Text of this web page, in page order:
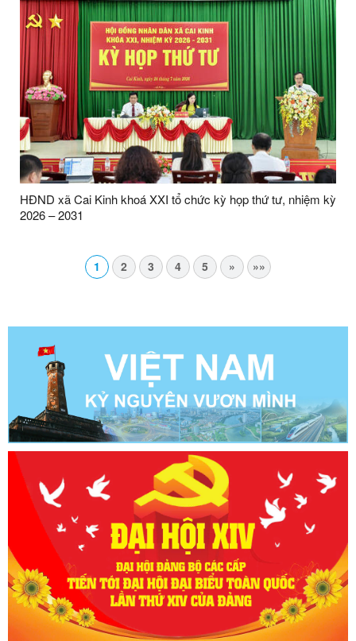
HĐND xã Cai Kinh khoá XXI tổ chức kỳ họp thứ tư, nhiệm kỳ
2026 – 2031
1 2 3 4 5 » »»